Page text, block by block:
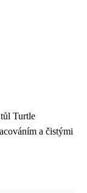
Turtle
a čistými